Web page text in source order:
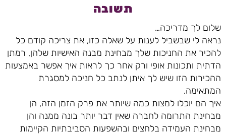
תשובה
שלום לך מדריכה…
נראה לי שבשביל לענות על שאלה כזו, את צריכה קודם כל
להכיר את החניכות שלך מבחינת מבנה האישיות שלהן, רמתן
הדתית ותכונות אופי ורק אחר כך לראות איך אפשר באמצעות
ההכירות הזו שיש לך איתן לנתב כל חניכה למסגרת
המתאימה.
איך הם יוכלו למצות כמה שיותר את פרק הזמן הזה, הן
מבחינת התרומה לחברה שאין דבר יותר בונה ממנה והן
מבחינת העמידה בלחצים ובהשפעות הסביבתיות הקיימות